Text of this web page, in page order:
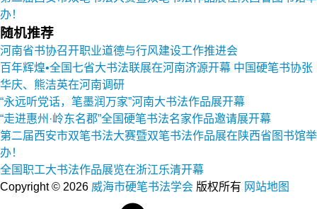
办！
随机推荐
河南省书协召开职业道德与行风建设工作推进会
百年辉煌•全国七省大书法联展在河南济源开幕 中国硬笔书协张
华庆、熊洁英在河南调研
“永远听党话，笔墨润万家”河南大书法作品展开幕
“走进惠州·岭东名郡”全国硬笔书法名家作品邀请展开幕
第二届西安市双笔书法大赛暨双笔书法作品展在陕西省图书馆举
办！
全国职工大书法作品展览在浙江乐清开幕
Copyright © 2026 威海市硬笔书法学会 版权所有 网站地图